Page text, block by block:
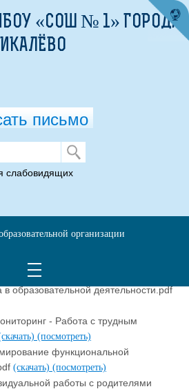
карт
мер во
- Цифровая
образовательной деятельности.pdf
- Работа с трудным
(посмотреть)
функциональной
(скачать) (посмотреть)
работы с родителями
«СОШ № 1» ГОРОДА
письмо
слабовидящих
организации